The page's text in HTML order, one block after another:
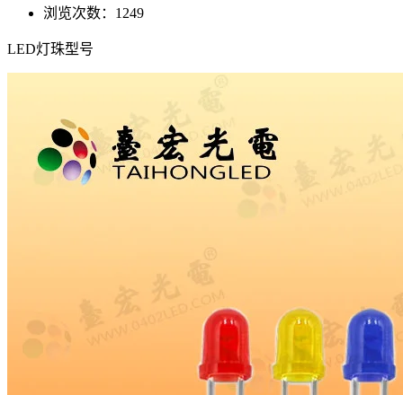
浏览次数：1249
LED灯珠型号